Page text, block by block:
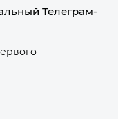
Телеграм-